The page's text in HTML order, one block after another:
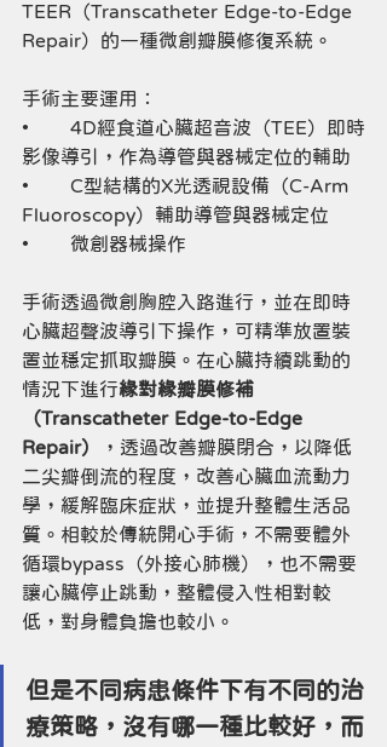
TEER（Transcatheter Edge-to-Edge
Repair）的一種微創瓣膜修復系統。
手術主要運用：
•	4D經食道心臟超音波（TEE）即時
影像導引，作為導管與器械定位的輔助
•	C型結構的X光透視設備（C-Arm
Fluoroscopy）輔助導管與器械定位
•	微創器械操作
手術透過微創胸腔入路進行，並在即時
心臟超聲波導引下操作，可精準放置裝
置並穩定抓取瓣膜。在心臟持續跳動的
情況下進行緣對緣瓣膜修補
（Transcatheter Edge-to-Edge
Repair）
，透過改善瓣膜閉合，以降低
二尖瓣倒流的程度，改善心臟血流動力
學，緩解臨床症狀，並提升整體生活品
質。相較於傳統開心手術，不需要體外
循環bypass（外接心肺機），也不需要
讓心臟停止跳動，整體侵入性相對較
低，對身體負擔也較小。
但是不同病患條件下有不同的治
療策略，沒有哪一種比較好，而